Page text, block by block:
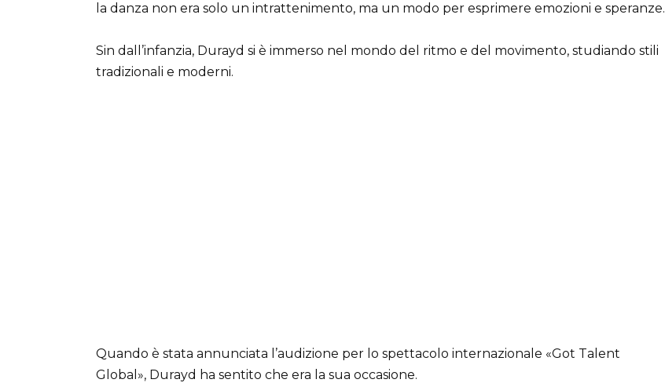
la danza non era solo un intrattenimento, ma un modo per esprimere emozioni e speranze.
Sin dall’infanzia, Durayd si è immerso nel mondo del ritmo e del movimento, studiando stili
tradizionali e moderni.
Quando è stata annunciata l’audizione per lo spettacolo internazionale «Got Talent
Global», Durayd ha sentito che era la sua occasione.